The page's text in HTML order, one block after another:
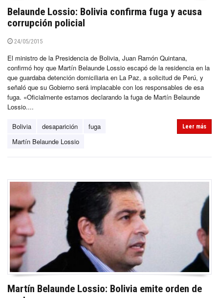
Belaunde Lossio: Bolivia confirma fuga y acusa
corrupción policial
24/05/2015
El ministro de la Presidencia de Bolivia, Juan Ramón Quintana,
confirmó hoy que Martín Belaunde Lossio escapó de la residencia en la
que guardaba detención domiciliaria en La Paz, a solicitud de Perú, y
señaló que su Gobierno será implacable con los responsables de esa
fuga. «Oficialmente estamos declarando la fuga de Martín Belaunde
Lossio....
Bolivia desaparición
fuga
Martín Belaunde Lossio
Leer más
Martín Belaunde Lossio: Bolivia emite orden de